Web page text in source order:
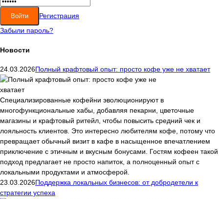
Регистрация
Забыли пароль?
Новости
24.03.2026Полный крафтовый опыт: просто кофе уже не хватает
Специализированные кофейни эволюционируют в
многофункциональные хабы, добавляя пекарни, цветочные
магазины и крафтовый ритейл, чтобы повысить средний чек и
лояльность клиентов. Это интересно любителям кофе, потому что
превращает обычный визит в кафе в насыщенное впечатлением
приключение с этичным и вкусным бонусами. Гостям кофеен такой
подход предлагает не просто напиток, а полноценный опыт с
локальными продуктами и атмосферой.
23.03.2026Поддержка локальных бизнесов: от добродетели к
стратегии успеха